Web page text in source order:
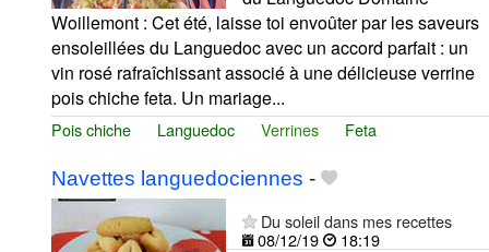
Woillemont : Cet été, laisse toi envoûter par les saveurs
ensoleillées du Languedoc avec un accord parfait : un
vin rosé rafraîchissant associé à une délicieuse verrine
pois chiche feta. Un mariage...
Pois chiche Languedoc Verrines Feta
Navettes languedociennes -
Du soleil dans mes recettes
08/12/19
18:19